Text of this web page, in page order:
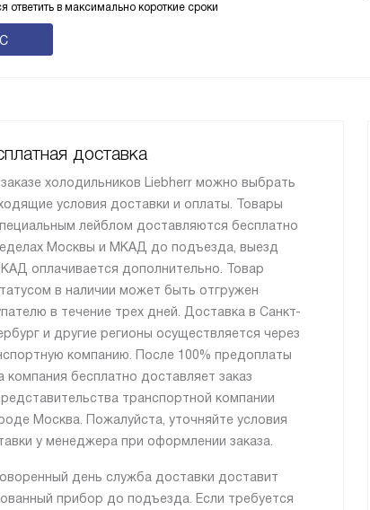
ответить в максимально короткие сроки
доставка
холодильников Liebherr можно выбрать
условия доставки и оплаты. Товары
лейблом доставляются бесплатно
Москвы и МКАД до подъезда, выезд
оплачивается дополнительно. Товар
в наличии может быть отгружен
в течение трех дней. Доставка в Санкт-
и другие регионы осуществляется через
компанию. После 100% предоплаты
компания бесплатно доставляет заказ
транспортной компании
Москва. Пожалуйста, уточняйте условия
у менеджера при оформлении заказа.
день служба доставки доставит
прибор до подъезда. Если требуется